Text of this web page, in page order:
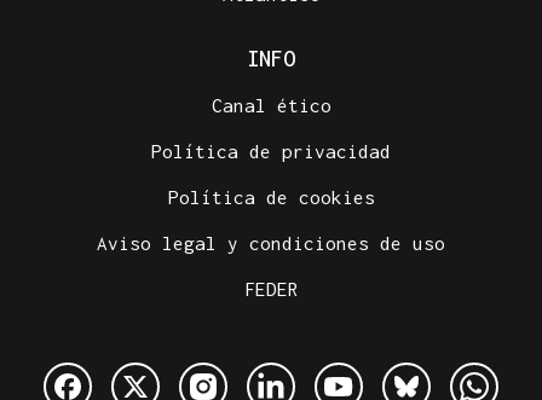
INFO
Canal ético
Política de privacidad
Política de cookies
Aviso legal y condiciones de uso
FEDER